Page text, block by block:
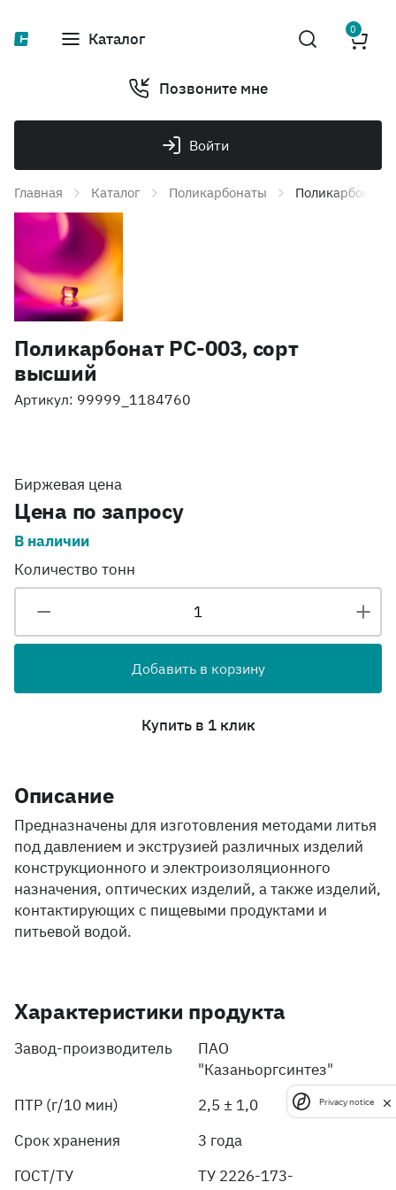
Каталог 0
Позвоните мне
Войти
Главная Каталог Поликарбонаты Поликарбонат
Поликарбонат PC-003, сорт
высший
Артикул: 99999_1184760
Биржевая цена
Цена по запросу
В наличии
Количество тонн
Добавить в корзину
Купить в 1 клик
Описание
Предназначены для изготовления методами литья
под давлением и экструзией различных изделий
конструкционного и электроизоляционного
назначения, оптических изделий, а также изделий,
контактирующих с пищевыми продуктами и
питьевой водой.
Характеристики продукта
Завод-производитель
ПАО
"Казаньоргсинтез"
ПТР (г/10 мин)
2,5 ± 1,0
Срок хранения
3 года
ГОСТ/ТУ
ТУ 2226-173-
Privacy notice